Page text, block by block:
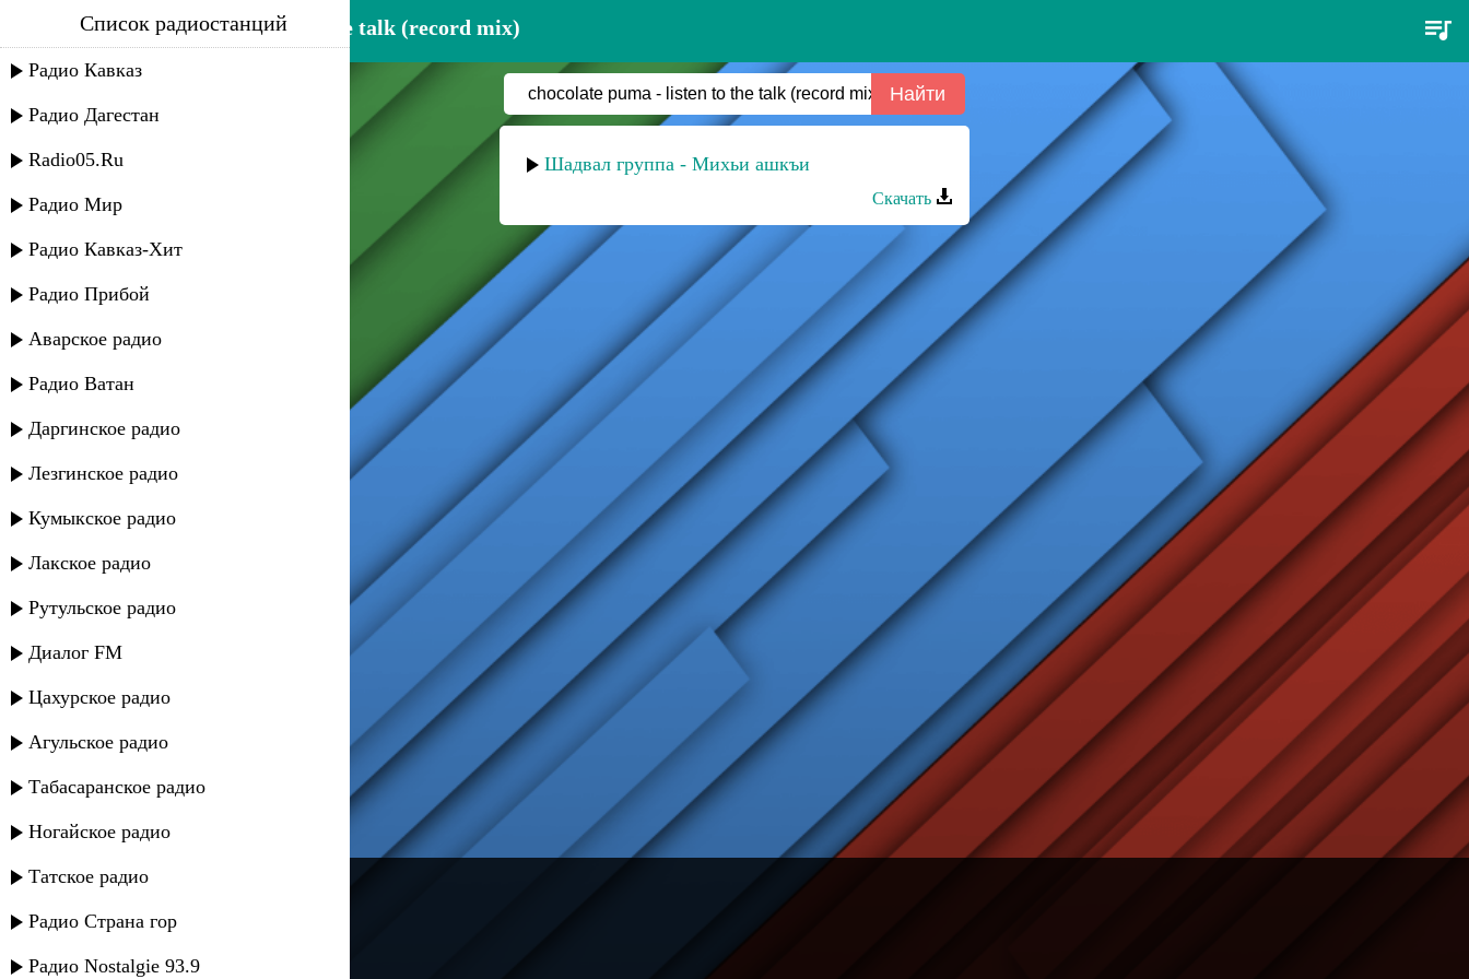
chocolate puma - listen to the talk (record mix)
Список радиостанций
Радио Кавказ
Радио Дагестан
Radio05.Ru
Радио Мир
Радио Кавказ-Хит
Радио Прибой
Аварское радио
Радио Ватан
Даргинское радио
Лезгинское радио
Кумыкское радио
Лакское радио
Рутульское радио
Диалог FM
Цахурское радио
Агульское радио
Табасаранское радио
Ногайское радио
Татское радио
Радио Страна гор
Радио Nostalgie 93.9
Шадвал группа - Михьи ашкъи
Скачать
---
Русское радио